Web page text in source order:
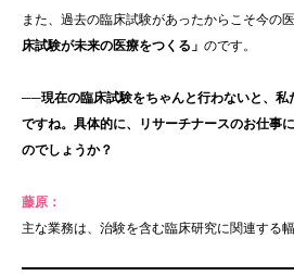
また、過去の臨床試験があったからこそ今の
床試験が未来の医療をつくる」 のです。
──現在の臨床試験をちゃんと行わないと、私
ですね。具体的に、リサーチナースのお仕事
のでしょうか？
藤原：
主な業務は、治験を含む臨床研究に関連する